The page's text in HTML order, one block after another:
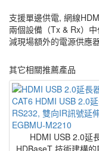
支援單邊供電, 網線
兩個設備（Tx & Rx）
減現場額外的電源供應
其它相關推薦產品
CAT6 HDMI USB 2.0
RS232, 雙向IR訊號延
EGBMU-M2210
HDMI USB 2.0延
HDBaseT 技術建構